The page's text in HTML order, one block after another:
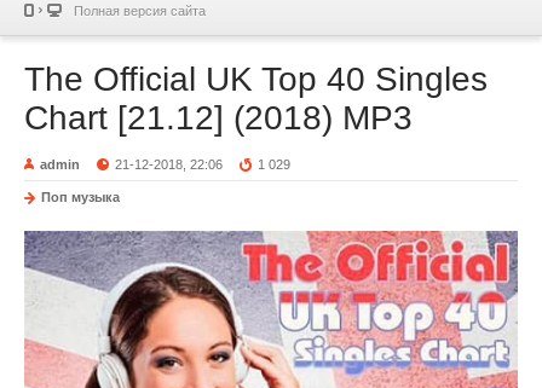
Полная версия сайта
The Official UK Top 40 Singles
Chart [21.12] (2018) MP3
admin 21-12-2018, 22:06 1 029
Поп музыка